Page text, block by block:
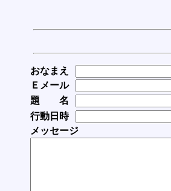
おなまえ
Ｅメール
題 名
行動日時
メッセージ